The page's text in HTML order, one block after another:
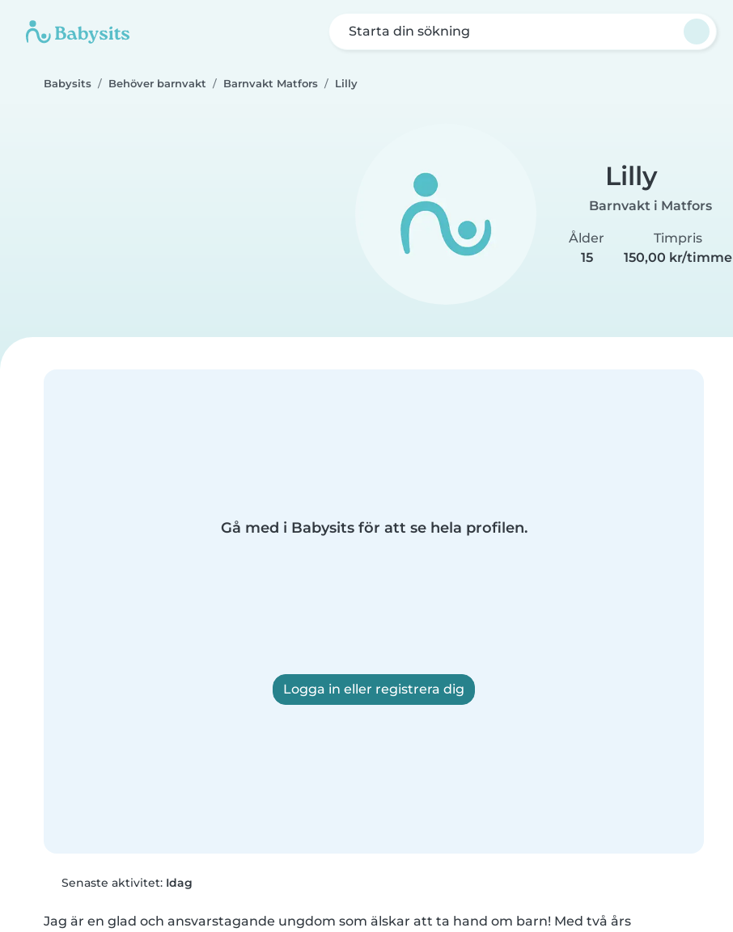
Starta din sökning
Babysits Behöver barnvakt Barnvakt Matfors Lilly
Lilly
Barnvakt i Matfors
Ålder
15
Timpris
150,00 kr/timme
Gå med i Babysits för att se hela profilen.
Logga in eller registrera dig
Senaste aktivitet: Idag
Jag är en glad och ansvarstagande ungdom som älskar att ta hand om barn! Med två års